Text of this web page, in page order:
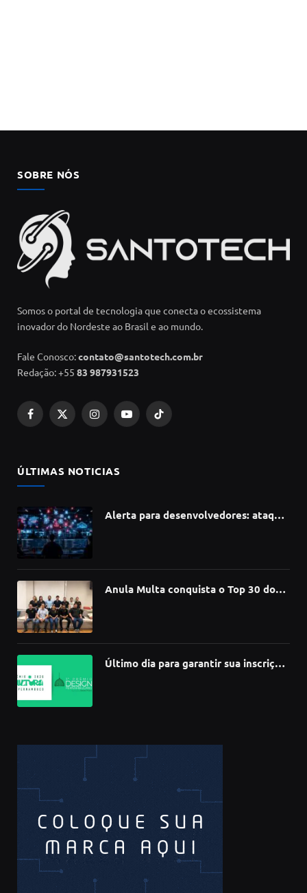
SOBRE NÓS
Somos o portal de tecnologia que conecta o ecossistema
inovador do Nordeste ao Brasil e ao mundo.
Fale Conosco:contato@santotech.com.br
Redação: +55 83 987931523
Facebook
X
InstagramYouTubeTikTok
ÚLTIMAS NOTICIAS
Alerta para desenvolvedores: ataque
Anula Multa conquista o Top 30 do
Último dia para garantir sua inscrição